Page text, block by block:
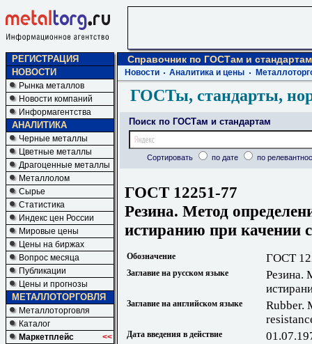
РЕГИСТРАЦИЯ
НОВОСТИ
Рынка металлов
Новости компаний
Информагентства
АНАЛИТИКА
Черные металлы
Цветные металлы
Драгоценные металлы
Металлолом
Сырье
Статистика
Индекс цен России
Мировые цены
Цены на биржах
Вопрос месяца
Публикации
Цены и прогнозы
МЕТАЛЛОТОРГОВЛЯ
Металлоторговля
Каталог
Маркетплейс
<<
Справочник по ГОСТам и стандартам
Новости Аналитика и цены
ГОСТы, стандарты,
Поиск по ГОСТам и стандартам
Сортировать по дате по
ГОСТ 12251-77
Резина. Метод
истиранию при качении
Обозначение ГОСТ
Заглавие на русском языке
Резина.
Заглавие на английском языке
Rubber.
Дата введения в действие